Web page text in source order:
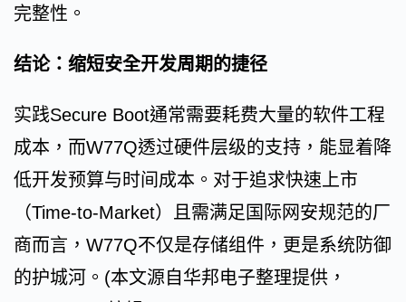
完整性。
结论：缩短安全开发周期的捷径
实践Secure Boot通常需要耗费大量的软件工程
成本，而W77Q透过硬件层级的支持，能显着降
低开发预算与时间成本。对于追求快速上市
（Time-to-Market）且需满足国际网安规范的厂
商而言，W77Q不仅是存储组件，更是系统防御
的护城河。(本文源自华邦电子整理提供，